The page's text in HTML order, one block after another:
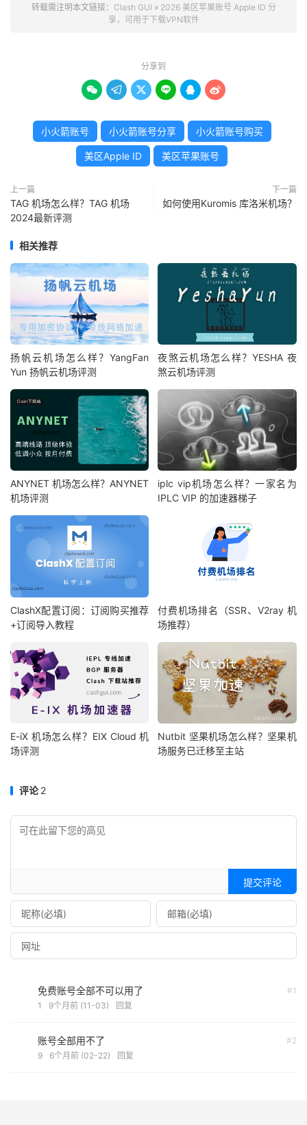
转载需注明本文链接： Clash GUI » 2026 美区苹果账号 Apple ID 分
享，可用于下载VPN软件
分享到
     
小火箭账号 小火箭账号分享 小火箭账号购买
美区Apple ID 美区苹果账号
上一篇
TAG 机场怎么样？TAG 机场
2024最新评测
下一篇
如何使用Kuromis 库洛米机场？
相关推荐
扬帆云机场怎么样？YangFan
Yun 扬帆云机场评测
夜煞云机场怎么样？YESHA 夜
煞云机场评测
ANYNET 机场怎么样？ANYNET
机场评测
iplc vip机场怎么样？一家名为
IPLC VIP 的加速器梯子
ClashX配置订阅：订阅购买推荐
+订阅导入教程
付费机场排名（SSR、V2ray 机
场推荐）
E-iX 机场怎么样？EIX Cloud 机
场评测
Nutbit 坚果机场怎么样？坚果机
场服务已迁移至主站
评论2
提交评论
#1
免费账号全部不可以用了
1 9个月前 (11-03) 回复
#2
账号全部用不了
9 6个月前 (02-22) 回复